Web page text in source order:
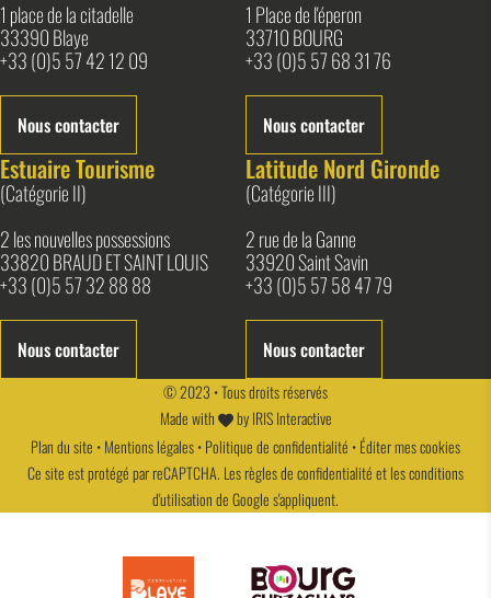
1 place de la citadelle
33390 Blaye
+33 (0)5 57 42 12 09
Nous contacter
1 Place de l'éperon
33710 BOURG
+33 (0)5 57 68 31 76
Nous contacter
Estuaire Tourisme
(Catégorie II)
2 les nouvelles possessions
33820 BRAUD ET SAINT LOUIS
+33 (0)5 57 32 88 88
Nous contacter
Latitude Nord Gironde
(Catégorie III)
2 rue de la Ganne
33920 Saint Savin
+33 (0)5 57 58 47 79
Nous contacter
© 2023 • Tous droits réservés
Made with
byIRIS Interactive
Plan du site •Mentions légales•Politique de confidentialité •Éditer mes cookies
Ce site est protégé par reCAPTCHA. Lesrègles de confidentialitéet lesconditions
d'utilisationde Google s'appliquent.